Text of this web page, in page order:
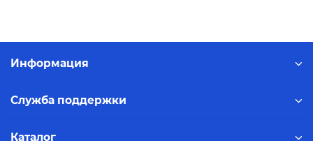
Информация
Служба поддержки
Каталог